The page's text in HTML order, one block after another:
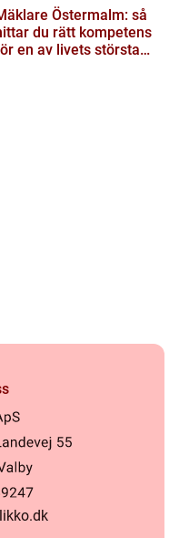
Östermalm: så
du rätt kompetens
en av livets största